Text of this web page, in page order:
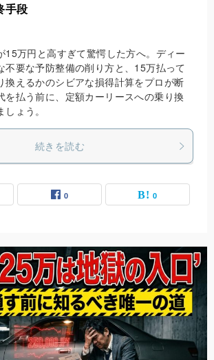
手段
15万円と高すぎて驚愕した方へ。ディー
不要な予防整備の削り方と、15万払って
換えるかのシビアな損得計算をプロが断
を払う前に、定額カーリースへの乗り換
ょう。
続きを読む
0 0